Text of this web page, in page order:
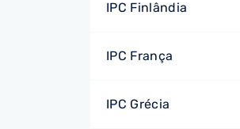
IPC Finlândia
IPC França
IPC Grécia